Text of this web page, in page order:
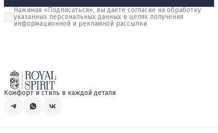
Нажимая «Подписаться», вы даете согласие на обработку
указанных персональных данных в целях получения
информационной и рекламной рассылки
Комфорт и стиль в каждой детали